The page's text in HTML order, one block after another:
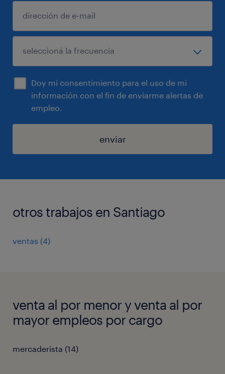
Doy mi consentimiento para el uso de mi
información con el fin de enviarme alertas de
empleo.
enviar
otros trabajos en Santiago
ventas (4)
venta al por menor y venta al por
mayor empleos por cargo
mercaderista (14)